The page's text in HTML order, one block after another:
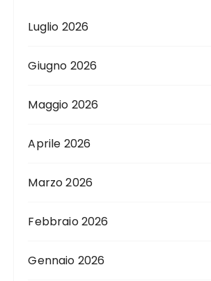
Luglio 2026
Giugno 2026
Maggio 2026
Aprile 2026
Marzo 2026
Febbraio 2026
Gennaio 2026